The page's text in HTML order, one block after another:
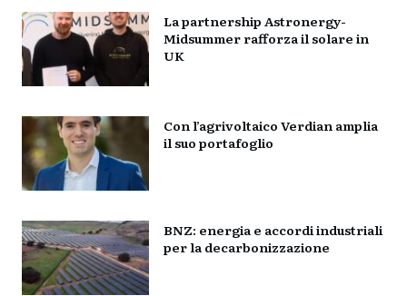
La partnership Astronergy-
Midsummer rafforza il solare in
UK
Con l’agrivoltaico Verdian amplia
il suo portafoglio
BNZ: energia e accordi industriali
per la decarbonizzazione